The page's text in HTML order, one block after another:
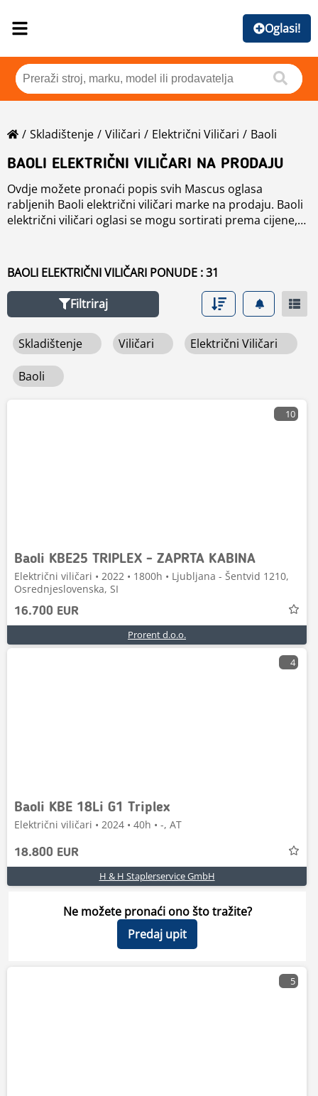
Oglasi!
Skladištenje Viličari Električni Viličari
Baoli
BAOLI ELEKTRIČNI VILIČARI NA PRODAJU
Ovdje možete pronaći popis svih Mascus oglasa
rabljenih Baoli električni viličari marke na prodaju. Baoli
električni viličari oglasi se mogu sortirati prema cijene,
o u odjeljku Brandovi.
BAOLI ELEKTRIČNI VILIČARI PONUDE : 31
Filtriraj
Skladištenje Viličari Električni Viličari
Baoli
10
Baoli KBE25 TRIPLEX - ZAPRTA KABINA
Električni viličari • 2022 • 1800h • Ljubljana - Šentvid 1210,
Osrednjeslovenska, SI
16.700 EUR
Prorent d.o.o.
4
Baoli KBE 18Li G1 Triplex
Električni viličari • 2024 • 40h • -, AT
18.800 EUR
H & H Staplerservice GmbH
Ne možete pronaći ono što tražite?
Predaj upit
5